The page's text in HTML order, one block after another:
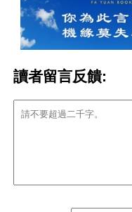
讀者留言反饋: